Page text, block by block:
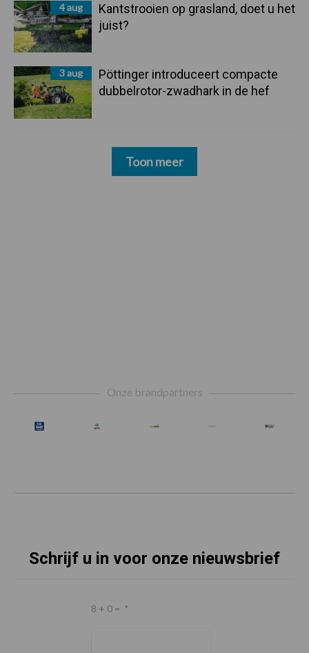
4 aug
Kantstrooien op grasland, doet u het
juist?
3 aug
Pöttinger introduceert compacte
dubbelrotor-zwadhark in de hef
Toon meer
Onze brandpartners
Schrijf u in voor onze nieuwsbrief
8 + 0 = *